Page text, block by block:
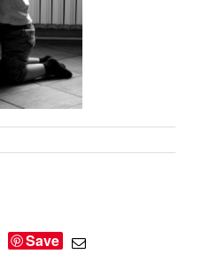
TumblrSave Email